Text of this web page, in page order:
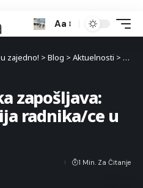
Aa
zajedno! > Blog > Aktuelnosti >
zapošljava:
radnika/ce u
1 Min. Za Čitanje